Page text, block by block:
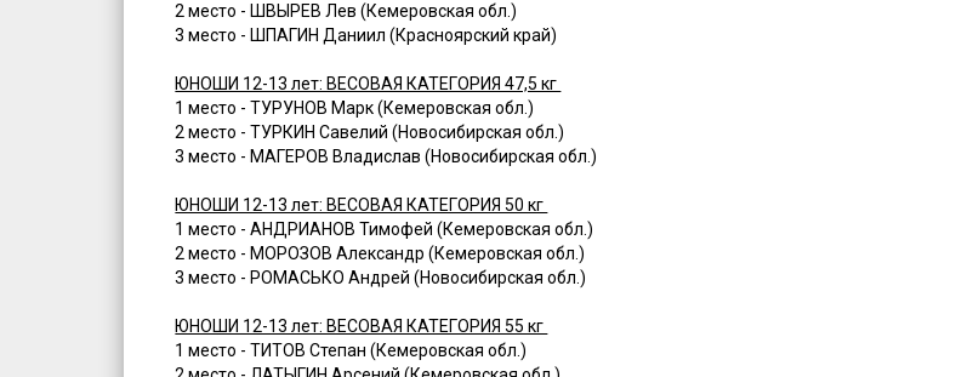
2 место - ШВЫРЕВ Лев (Кемеровская обл.)
3 место - ШПАГИН Даниил (Красноярский край)
ЮНОШИ 12-13 лет: ВЕСОВАЯ КАТЕГОРИЯ 47,5 кг
1 место - ТУРУНОВ Марк (Кемеровская обл.)
2 место - ТУРКИН Савелий (Новосибирская обл.)
3 место - МАГЕРОВ Владислав (Новосибирская обл.)
ЮНОШИ 12-13 лет: ВЕСОВАЯ КАТЕГОРИЯ 50 кг
1 место - АНДРИАНОВ Тимофей (Кемеровская обл.)
2 место - МОРОЗОВ Александр (Кемеровская обл.)
3 место - РОМАСЬКО Андрей (Новосибирская обл.)
ЮНОШИ 12-13 лет: ВЕСОВАЯ КАТЕГОРИЯ 55 кг
1 место - ТИТОВ Степан (Кемеровская обл.)